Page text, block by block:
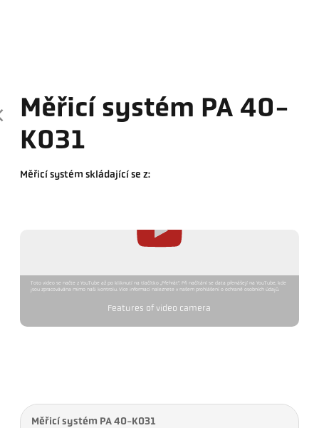
Měřicí systém PA 40-
K031
Měřicí systém skládající se z:
Toto video se načte z YouTube až po kliknutí na tlačítko „Přehrát“. Při načítání se data přenášejí na YouTube, kde
jsou zpracovávána mimo naši kontrolu. Více informací naleznete v našem prohlášení o ochraně osobních údajů.
Features of video camera
Měřicí systém PA 40-K031